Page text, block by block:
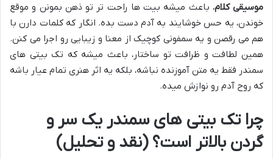
موسیقی کلام، باعث میشه بیت ها راحت تر تو ذهن بمونن و موقع
خوندن، یه حس خوشایند به آدم دست بده. انگار که کلمات دارن با
هم می رقصن و یه سمفونی کوچیک از معنا و زیبایی رو اجرا می کنن.
همین لطافت و ظرافت تو ساختار، باعث میشه که تک بیتی های
سمندر فقط یه متن آموزنده نباشه، بلکه یه اثر هنری تمام عیار باشه
که روح آدم رو نوازش میده.
چرا تک بیتی های سمندر یک سر و
گردن بالاتر است؟ (نقد و تحلیل)